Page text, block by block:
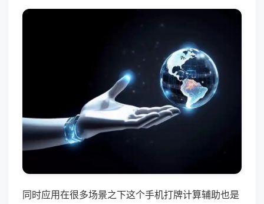
同时应用在很多场景之下这个手机打牌计算辅助也是